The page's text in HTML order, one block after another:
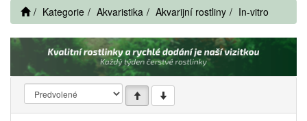
Kategorie Akvaristika Akvarijní rostliny In-vitro